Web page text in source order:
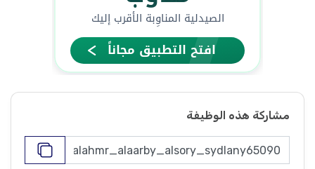
مشاركة هذه الوظيفة